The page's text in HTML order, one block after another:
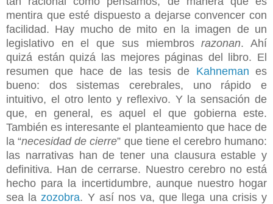
mentira que esté dispuesto a dejarse convencer con
facilidad. Hay mucho de mito en la imagen de un
legislativo en el que sus miembrosrazonan. Ahí
quizá están quizá las mejores páginas del libro. El
resumen que hace de las tesis de Kahneman es
bueno: dos sistemas cerebrales, uno rápido e
intuitivo, el otro lento y reflexivo. Y la sensación de
que, en general, es aquel el que gobierna este.
También es interesante el planteamiento que hace de
la “necesidad de cierre” que tiene el cerebro humano:
las narrativas han de tener una clausura estable y
definitiva. Han de cerrarse. Nuestro cerebro no está
hecho para la incertidumbre, aunque nuestro hogar
sea la zozobra. Y así nos va, que llega una crisis y